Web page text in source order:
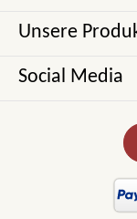
Unsere
Social Media